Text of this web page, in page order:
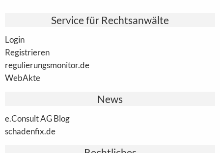
Service für Rechtsanwälte
Login
Registrieren
regulierungsmonitor.de
WebAkte
News
e.Consult AG Blog
schadenfix.de